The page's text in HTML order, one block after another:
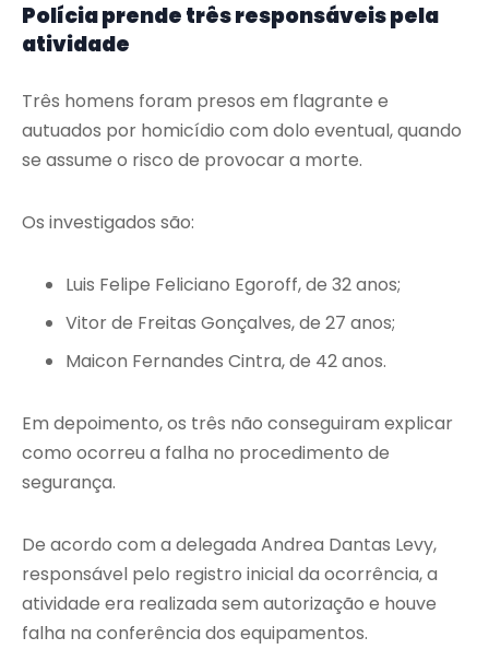
Polícia prende três responsáveis pela
atividade
Três homens foram presos em flagrante e
autuados por homicídio com dolo eventual, quando
se assume o risco de provocar a morte.
Os investigados são:
Luis Felipe Feliciano Egoroff, de 32 anos;
Vitor de Freitas Gonçalves, de 27 anos;
Maicon Fernandes Cintra, de 42 anos.
Em depoimento, os três não conseguiram explicar
como ocorreu a falha no procedimento de
segurança.
De acordo com a delegada Andrea Dantas Levy,
responsável pelo registro inicial da ocorrência, a
atividade era realizada sem autorização e houve
falha na conferência dos equipamentos.